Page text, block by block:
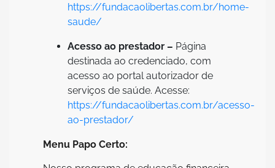
https://fundacaolibertas.com.br/home-
saude/
Acesso ao prestador – Página
destinada ao credenciado, com
acesso ao portal autorizador de
serviços de saúde. Acesse:
https://fundacaolibertas.com.br/acesso-
ao-prestador/
Menu Papo Certo: